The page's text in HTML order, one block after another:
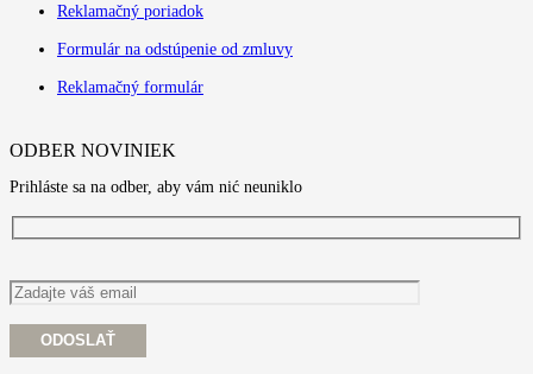
Reklamačný poriadok
Formulár na odstúpenie od zmluvy
Reklamačný formulár
ODBER NOVINIEK
Prihláste sa na odber, aby vám nić neuniklo